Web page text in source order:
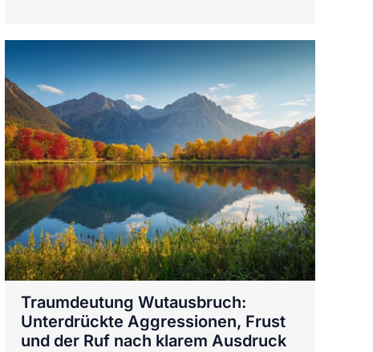
Traumdeutung Wutausbruch:
Unterdrückte Aggressionen, Frust
und der Ruf nach klarem Ausdruck